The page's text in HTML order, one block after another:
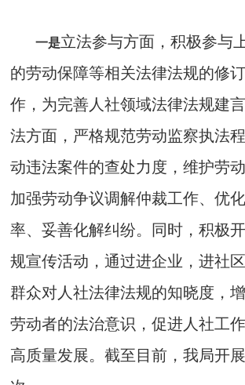
一是立法参与方面，积极参与
的劳动保障等相关法律法规的修
作，为完善人社领域法律法规建
法方面，严格规范劳动监察执法
动违法案件的查处力度，维护劳动
加强劳动争议调解仲裁工作、优
率、妥善化解纠纷。同时，积极
规宣传活动，通过进企业，进社
群众对人社法律法规的知晓度，
劳动者的法治意识，促进人社工
高质量发展。截至目前，我局开